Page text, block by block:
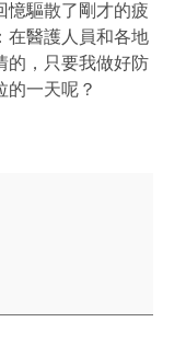
憶驅散了剛才的疲
在醫護人員和各地
的，只要我做好防
的一天呢？